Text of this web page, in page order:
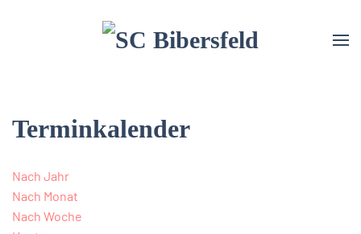
Terminkalender
Nach Jahr
Nach Monat
Nach Woche